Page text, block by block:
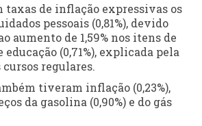
taxas de inflação expressivas os
pessoais (0,81%), devido
aumento de 1,59% nos itens de
(0,71%), explicada pela
cursos regulares.
tiveram inflação (0,23%),
da gasolina (0,90%) e do gás